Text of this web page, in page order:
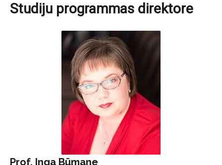
Studiju programmas direktore
Prof. Inga Būmane